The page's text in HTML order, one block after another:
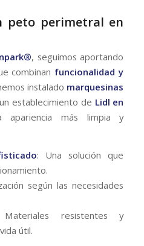
peto perimetral en
, seguimos aportando
combinan funcionalidad y
instalado marquesinas
establecimiento de Lidl en
apariencia más limpia y
: Una solución que
según las necesidades
resistentes y
útil.